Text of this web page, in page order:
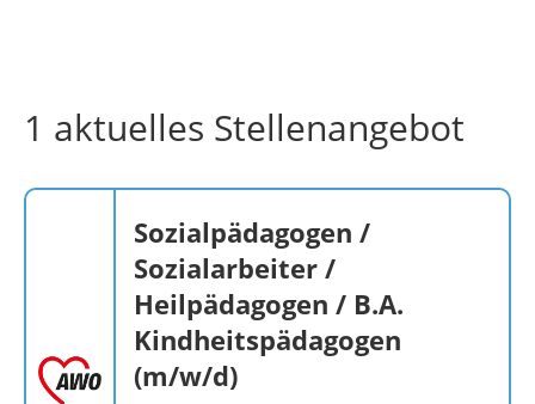
1 aktuelles Stellenangebot
Sozialpädagogen /
Sozialarbeiter /
Heilpädagogen / B.A.
Kindheitspädagogen
(m/w/d)